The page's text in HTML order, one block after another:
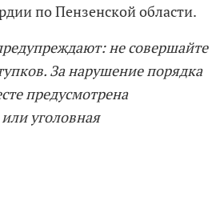
по Пензенской области.
не совершайте
За нарушение порядка
предусмотрена
уголовная